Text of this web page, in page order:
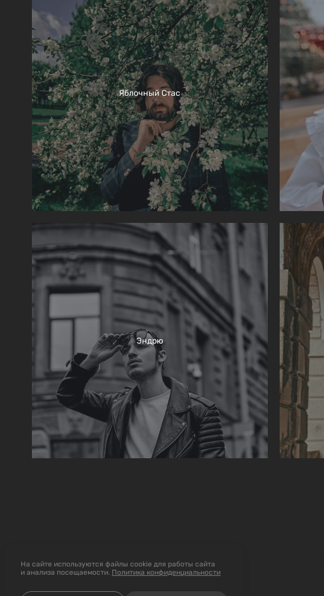
Яблочный Стас
Эндрю
На сайте используются файлы cookie для работы сайта
и анализа посещаемости. Политика конфиденциальности